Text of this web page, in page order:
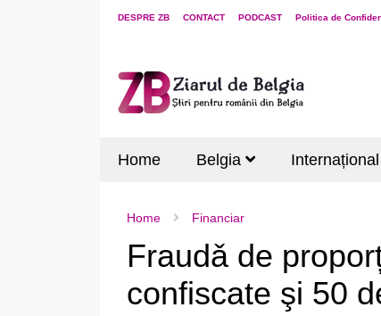
DESPRE ZB CONTACT PODCAST Politica de
Home Belgia Internațional
Home Financiar
Fraudǎ de
confiscate şi 50